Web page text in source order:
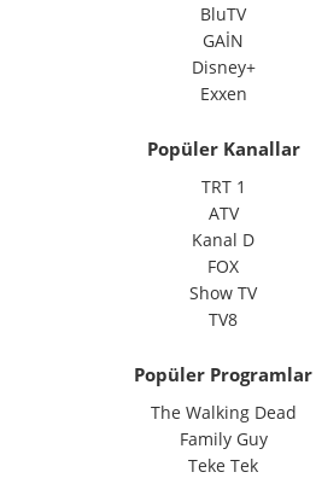
BluTV
GAİN
Disney+
Exxen
Popüler Kanallar
TRT 1
ATV
Kanal D
FOX
Show TV
TV8
Popüler Programlar
The Walking Dead
Family Guy
Teke Tek